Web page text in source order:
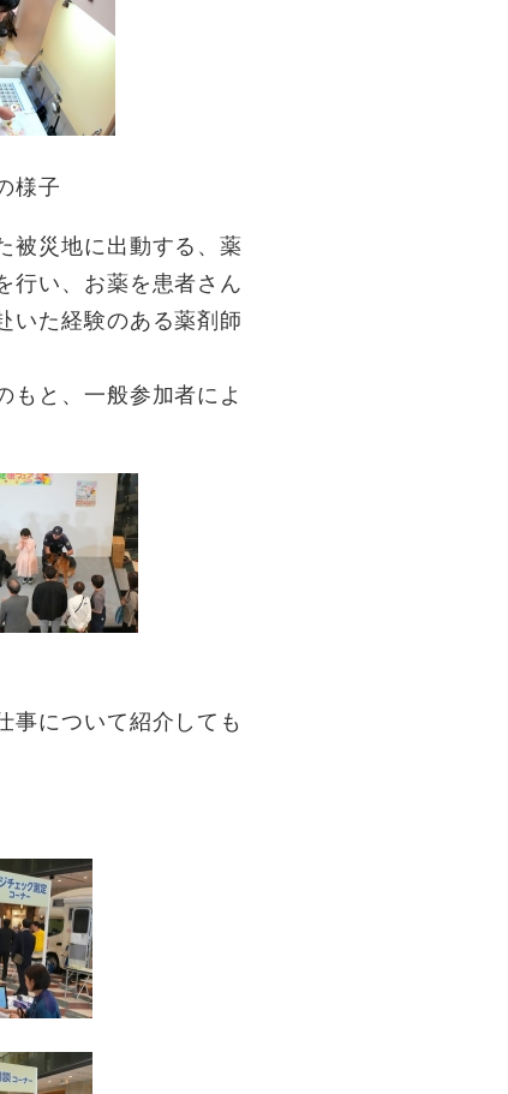
様子
被災地に出動する、薬
行い、お薬を患者さん
いた経験のある薬剤師
と、一般参加者によ
事について紹介しても